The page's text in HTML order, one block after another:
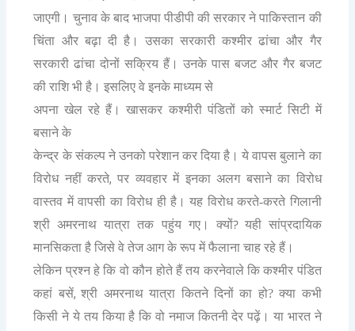
जाएगी। चुनाव के बाद भाजपा पीडीपी की सरकार ने पाकिस्तान की
चिंता और बढ़ा दी है। उसका सरकारी कश्मीर ढांचा और गैर
सरकारी ढांचा दोनों सक्रिय हैं। उनके पास बजट और गैर बजट
की राशि भी है। इसलिए वे इनके माध्यम से
अपना खेल रहे हैं। खासकर कश्मीरी पंडितों को स्मार्ट सिटी में
बसाने के
केन्द्र के संकल्प ने उनको परेशान कर दिया है। ये वापस बुलाने का
विरोध नहीं करते, पर व्यवहार में इनका अलग बसाने का विरोध
वास्तव में वापसी का विरोध ही है। यह विरोध करते-करते गिलानी
श्री अमरनाथ यात्रा तक पहुंय गए। क्यों? यही सांप्रदायिक
मानसिकता है जिसे वे तेज आग के रूप में फैलाना चाह रहे हैं।
लेकिन प्रश्न हे कि वो कौन होते हैं तय करनेवाले कि कश्मीर पंडित
कहां बसें,श्री अमरनाथ यात्रा कितने दिनों का हो? क्या कभी
किसी ने ये तय किया है कि वो नमाज कितनी देर पढ़ें। या भारत ने